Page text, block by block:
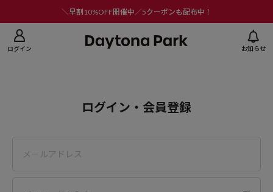
＼早割10%OFF開催中／5クーポンも配布中！
ログイン お知らせ
ログイン・会員登録